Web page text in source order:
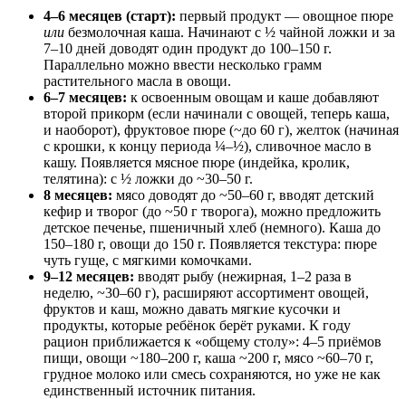
4–6 месяцев (старт): первый продукт — овощное пюре
или безмолочная каша. Начинают с ½ чайной ложки и за
7–10 дней доводят один продукт до 100–150 г.
Параллельно можно ввести несколько грамм
растительного масла в овощи.
6–7 месяцев: к освоенным овощам и каше добавляют
второй прикорм (если начинали с овощей, теперь каша,
и наоборот), фруктовое пюре (~до 60 г), желток (начиная
с крошки, к концу периода ¼–½), сливочное масло в
кашу. Появляется мясное пюре (индейка, кролик,
телятина): с ½ ложки до ~30–50 г.
8 месяцев: мясо доводят до ~50–60 г, вводят детский
кефир и творог (до ~50 г творога), можно предложить
детское печенье, пшеничный хлеб (немного). Каша до
150–180 г, овощи до 150 г. Появляется текстура: пюре
чуть гуще, с мягкими комочками.
9–12 месяцев: вводят рыбу (нежирная, 1–2 раза в
неделю, ~30–60 г), расширяют ассортимент овощей,
фруктов и каш, можно давать мягкие кусочки и
продукты, которые ребёнок берёт руками. К году
рацион приближается к «общему столу»: 4–5 приёмов
пищи, овощи ~180–200 г, каша ~200 г, мясо ~60–70 г,
грудное молоко или смесь сохраняются, но уже не как
единственный источник питания.